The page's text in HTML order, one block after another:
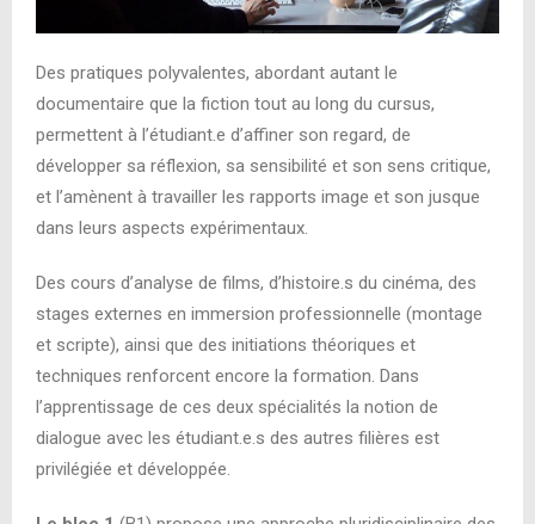
Des pratiques polyvalentes, abordant autant le
documentaire que la fiction tout au long du cursus,
permettent à l’étudiant.e d’affiner son regard, de
développer sa réflexion, sa sensibilité et son sens critique,
et l’amènent à travailler les rapports image et son jusque
dans leurs aspects expérimentaux.
Des cours d’analyse de films, d’histoire.s du cinéma, des
stages externes en immersion professionnelle (montage
et scripte), ainsi que des initiations théoriques et
techniques renforcent encore la formation. Dans
l’apprentissage de ces deux spécialités la notion de
dialogue avec les étudiant.e.s des autres filières est
privilégiée et développée.